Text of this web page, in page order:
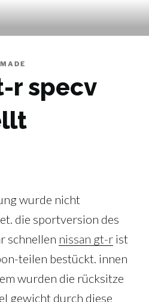
r specv
wurde nicht
die sportversion des
schnellen nissan gt-r ist
teilen bestückt. innen
wurden die rücksitze
gewicht durch diese